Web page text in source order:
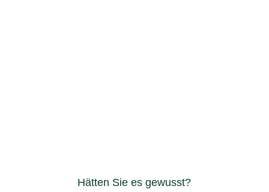
Hätten Sie es gewusst?